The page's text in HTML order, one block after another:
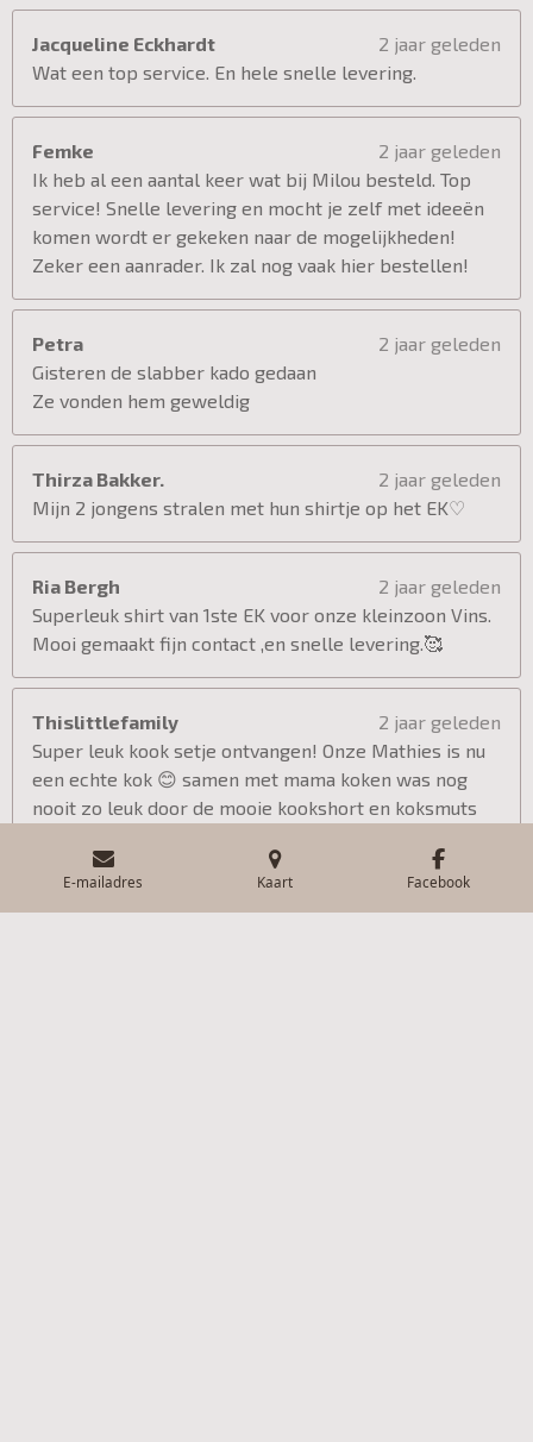
Jacqueline Eckhardt
2 jaar geleden
Wat een top service. En hele snelle levering.
Femke
2 jaar geleden
Ik heb al een aantal keer wat bij Milou besteld. Top
service! Snelle levering en mocht je zelf met ideeën
komen wordt er gekeken naar de mogelijkheden!
Zeker een aanrader. Ik zal nog vaak hier bestellen!
Petra
2 jaar geleden
Gisteren de slabber kado gedaan
Ze vonden hem geweldig
Thirza Bakker.
2 jaar geleden
Mijn 2 jongens stralen met hun shirtje op het EK♡
Ria Bergh
2 jaar geleden
Superleuk shirt van 1ste EK voor onze kleinzoon Vins.
Mooi gemaakt fijn contact ,en snelle levering.🥰
Thislittlefamily
2 jaar geleden
Super leuk kook setje ontvangen! Onze Mathies is nu
een echte kok 😊 samen met mama koken was nog
nooit zo leuk door de mooie kookshort en koksmuts
© 2024 Cadooz & Zo
E-mailadres Kaart Facebook